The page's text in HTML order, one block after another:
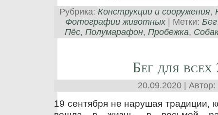
Рубрика: Конструкции и сооружения,
Фотографии животных| Метки: Бег
Пёс, Полумарафон, Пробежка,
Бег для
20.09.2020 | Автор:
19 сентября не нарушая традиции,